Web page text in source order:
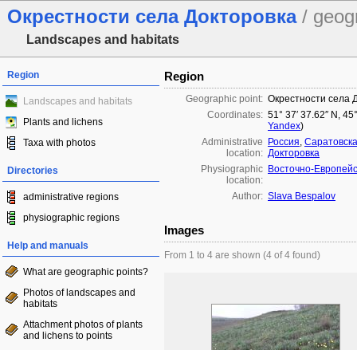
Окрестности села Докторовка /
Landscapes and habitats
Region
Landscapes and habitats
Plants and lichens
Taxa with photos
Directories
administrative regions
physiographic regions
Help and manuals
What are geographic points?
Photos of landscapes and
habitats
Attachment photos of plants
and lichens to points
Region
Geographic point: Окрестности села
Coordinates: 51° 37′ 37.62″ N,
Yandex)
Administrative
location:
Россия,
Докторовка
Physiographic
location:
Восточно-
Author: Slava Bespalov
Images
From 1 to 4 are shown (4 of 4 found)